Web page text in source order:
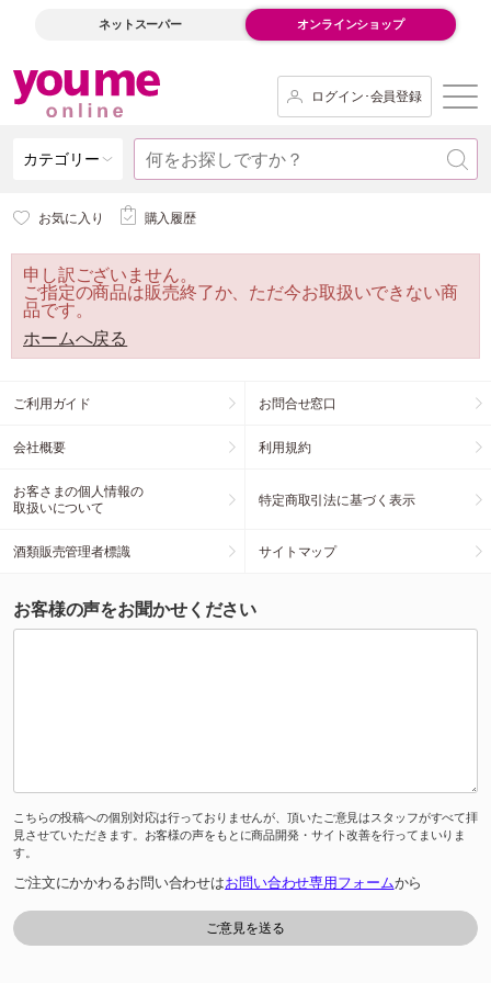
ネットスーパー オンラインショップ
ログイン･会員登録
カテゴリー
お気に入り 購入履歴
申し訳ございません。
ご指定の商品は販売終了か、ただ今お取扱いできない商
品です。
ホームへ戻る
ご利用ガイド お問合せ窓口
会社概要 利用規約
お客さまの個人情報の
取扱いについて
特定商取引法に基づく表示
酒類販売管理者標識 サイトマップ
お客様の声をお聞かせください
こちらの投稿への個別対応は行っておりませんが、頂いたご意見はスタッフがすべて拝
見させていただきます。お客様の声をもとに商品開発・サイト改善を行ってまいりま
す。
ご注文にかかわるお問い合わせはお問い合わせ専用フォームから